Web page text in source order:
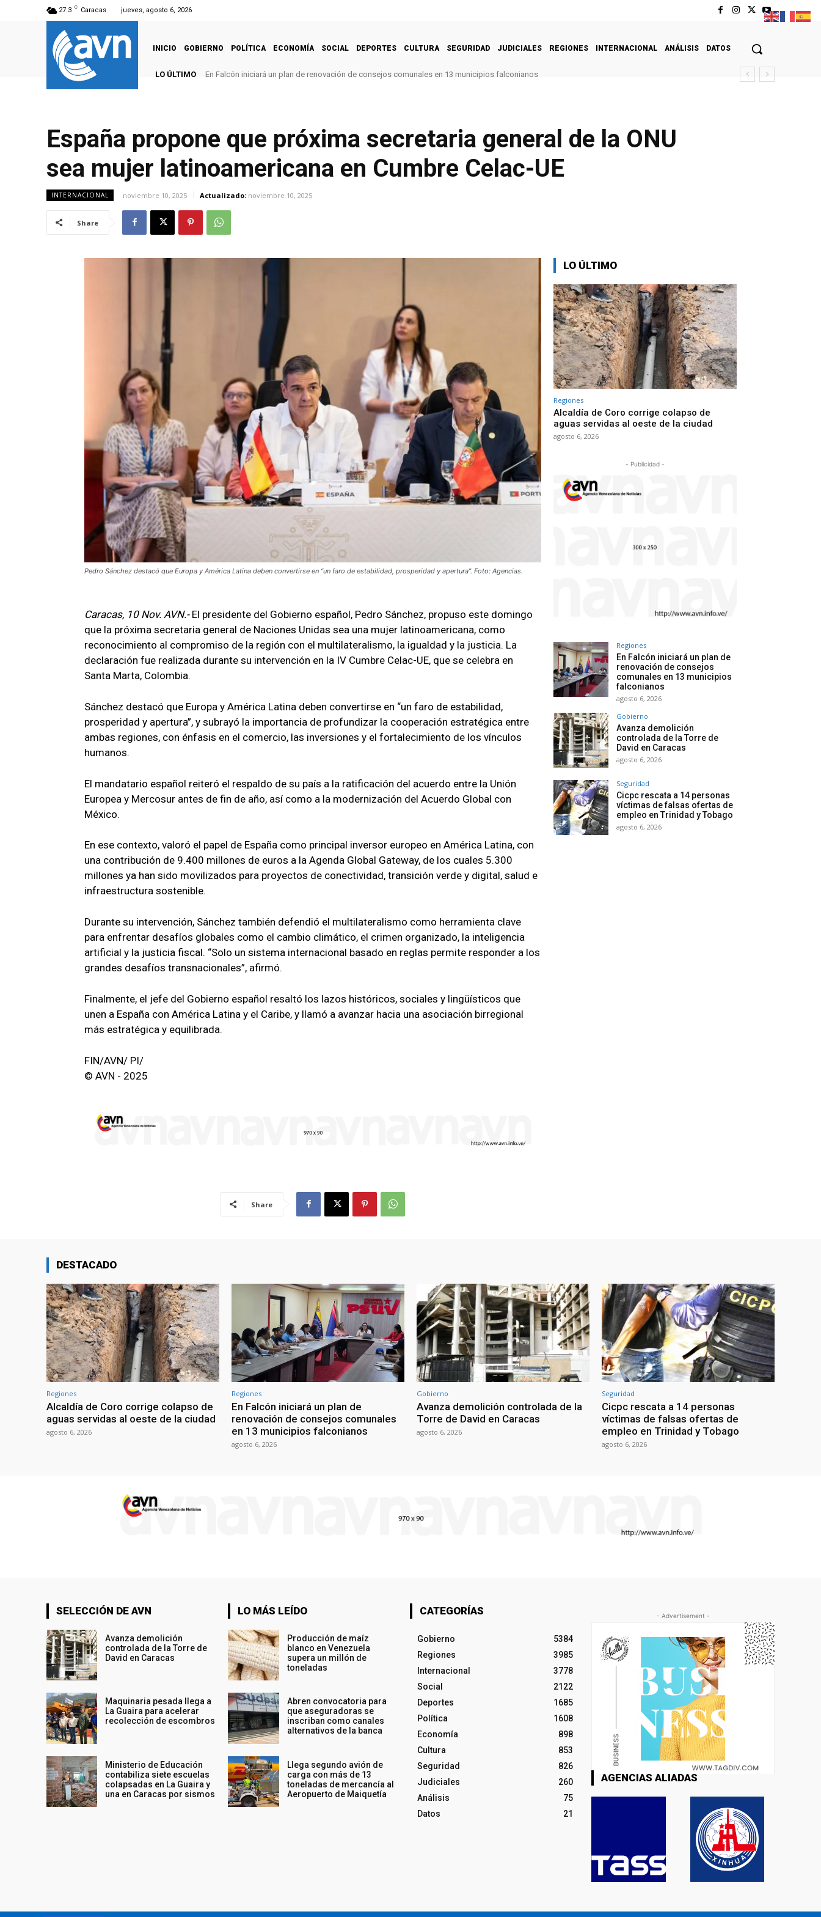
27.3 C Caracas jueves, agosto 6, 2026
INICIO GOBIERNO POLÍTICA ECONOMÍA SOCIAL DEPORTES CULTURA SEGURIDAD JUDICIALES REGIONES INTERNACIONAL ANÁLISIS DATOS
LO ÚLTIMO En Falcón iniciará un plan de renovación de consejos comunales en 13 municipios falconianos
España propone que próxima secretaria general de la ONU
sea mujer latinoamericana en Cumbre Celac-UE
INTERNACIONAL noviembre 10, 2025 Actualizado: noviembre 10, 2025
Share
Pedro Sánchez destacó que Europa y América Latina deben convertirse en “un faro de estabilidad, prosperidad y apertura”. Foto: Agencias.
Caracas, 10 Nov. AVN.- El presidente del Gobierno español, Pedro Sánchez, propuso este domingo
que la próxima secretaria general de Naciones Unidas sea una mujer latinoamericana, como
reconocimiento al compromiso de la región con el multilateralismo, la igualdad y la justicia. La
declaración fue realizada durante su intervención en la IV Cumbre Celac-UE, que se celebra en
Santa Marta, Colombia.
Sánchez destacó que Europa y América Latina deben convertirse en “un faro de estabilidad,
prosperidad y apertura”, y subrayó la importancia de profundizar la cooperación estratégica entre
ambas regiones, con énfasis en el comercio, las inversiones y el fortalecimiento de los vínculos
humanos.
El mandatario español reiteró el respaldo de su país a la ratificación del acuerdo entre la Unión
Europea y Mercosur antes de fin de año, así como a la modernización del Acuerdo Global con
México.
En ese contexto, valoró el papel de España como principal inversor europeo en América Latina, con
una contribución de 9.400 millones de euros a la Agenda Global Gateway, de los cuales 5.300
millones ya han sido movilizados para proyectos de conectividad, transición verde y digital, salud e
infraestructura sostenible.
Durante su intervención, Sánchez también defendió el multilateralismo como herramienta clave
para enfrentar desafíos globales como el cambio climático, el crimen organizado, la inteligencia
artificial y la justicia fiscal. “Solo un sistema internacional basado en reglas permite responder a los
grandes desafíos transnacionales”, afirmó.
Finalmente, el jefe del Gobierno español resaltó los lazos históricos, sociales y lingüísticos que
unen a España con América Latina y el Caribe, y llamó a avanzar hacia una asociación birregional
más estratégica y equilibrada.
FIN/AVN/ PI/
© AVN - 2025
Share
LO ÚLTIMO
Regiones
Alcaldía de Coro corrige colapso de
aguas servidas al oeste de la ciudad
agosto 6, 2026
- Publicidad -
Regiones
En Falcón iniciará un plan de
renovación de consejos
comunales en 13 municipios
falconianos
agosto 6, 2026
Gobierno
Avanza demolición
controlada de la Torre de
David en Caracas
agosto 6, 2026
Seguridad
Cicpc rescata a 14 personas
víctimas de falsas ofertas de
empleo en Trinidad y Tobago
agosto 6, 2026
DESTACADO
Regiones
Alcaldía de Coro corrige colapso de
aguas servidas al oeste de la ciudad
agosto 6, 2026
Regiones
En Falcón iniciará un plan de
renovación de consejos comunales
en 13 municipios falconianos
agosto 6, 2026
Gobierno
Avanza demolición controlada de la
Torre de David en Caracas
agosto 6, 2026
Seguridad
Cicpc rescata a 14 personas
víctimas de falsas ofertas de
empleo en Trinidad y Tobago
agosto 6, 2026
SELECCIÓN DE AVN
Avanza demolición
controlada de la Torre de
David en Caracas
Maquinaria pesada llega a
La Guaira para acelerar
recolección de escombros
Ministerio de Educación
contabiliza siete escuelas
colapsadas en La Guaira y
una en Caracas por sismos
LO MÁS LEÍDO
Producción de maíz
blanco en Venezuela
supera un millón de
toneladas
Abren convocatoria para
que aseguradoras se
inscriban como canales
alternativos de la banca
Llega segundo avión de
carga con más de 13
toneladas de mercancía al
Aeropuerto de Maiquetía
CATEGORÍAS
Gobierno
5384
Regiones
3985
Internacional
3778
Social
2122
Deportes
1685
Política
1608
Economía
898
Cultura
853
Seguridad
826
Judiciales
260
Análisis
75
Datos
21
- Advertisement -
AGENCIAS ALIADAS